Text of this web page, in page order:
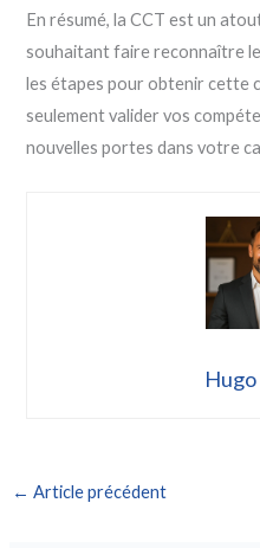
En résumé, la CCT est un
souhaitant faire reconnaître
les étapes pour obtenir cette
seulement valider vos
nouvelles portes dans votre
Hugo
← Article précédent